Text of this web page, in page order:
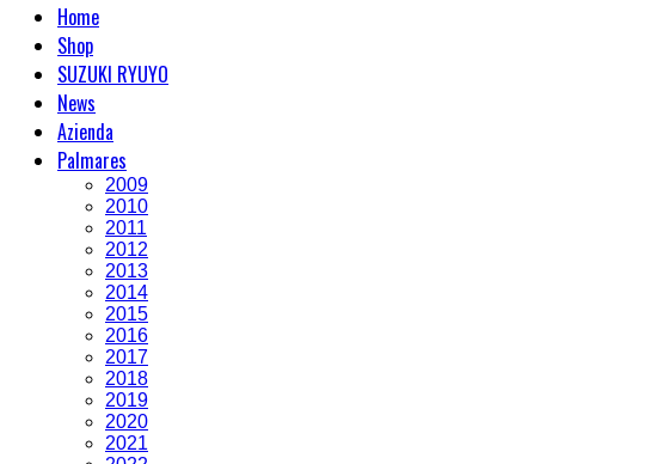
Home
Shop
SUZUKI RYUYO
News
Azienda
Palmares
2009
2010
2011
2012
2013
2014
2015
2016
2017
2018
2019
2020
2021